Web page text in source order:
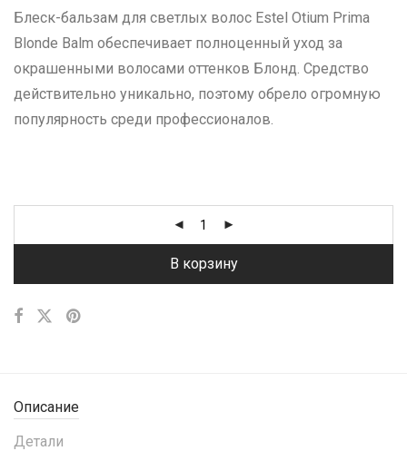
Блеск-бальзам для светлых волос Estel Otium Prima
Blonde Balm обеспечивает полноценный уход за
окрашенными волосами оттенков Блонд. Средство
действительно уникально, поэтому обрело огромную
популярность среди профессионалов.
В корзину
Описание
Детали